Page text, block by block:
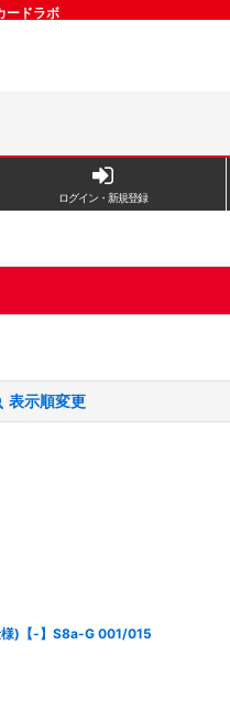
ードラボ
ログイン・新規登録
表示順変更
様)【-】S8a-G 001/015